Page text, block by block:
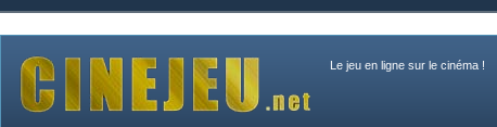
Le jeu en ligne sur le cinéma !